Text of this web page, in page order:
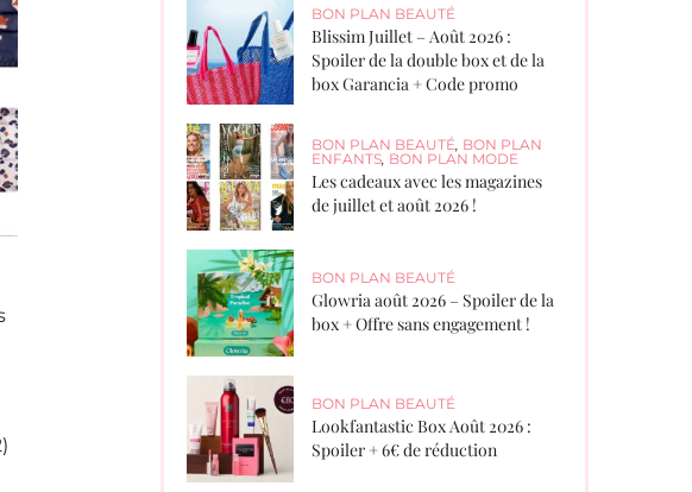
BON PLAN BEAUTÉ
Blissim Juillet – Août 2026 :
Spoiler de la double box et de la
box Garancia + Code promo
BON PLAN BEAUTÉ BON PLAN
ENFANTS BON PLAN MODE
Les cadeaux avec les magazines
de juillet et août 2026 !
BON PLAN BEAUTÉ
Glowria août 2026 – Spoiler de la
box + Offre sans engagement !
BON PLAN BEAUTÉ
Lookfantastic Box Août 2026 :
Spoiler + 6€ de réduction